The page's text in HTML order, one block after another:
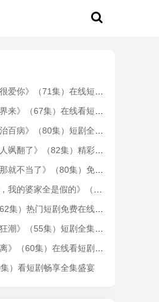
》（71集）在线短剧精彩剧情连看
（67集）在线看短剧全集超带感
》（80集）短剧全集免费在线尽情看
了》（82集）精彩短剧在线一追到底
了》（80集）免费短剧全集一看到底
全是假的》（58集）短剧免费全集畅快追
集）热门短剧免费在线看全集
（55集）短剧全集精彩不容错过
（60集）在线看短剧全集上头
集）看短剧畅享全集盛宴